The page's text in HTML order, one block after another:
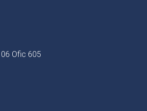
Ofic 605